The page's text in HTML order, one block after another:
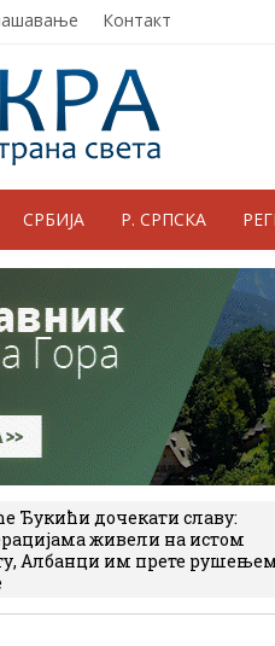
Контакт
СРБИЈА Р. СРПСКА
Ђукићи дочекати славу:
живели на истом
Албанци им прете